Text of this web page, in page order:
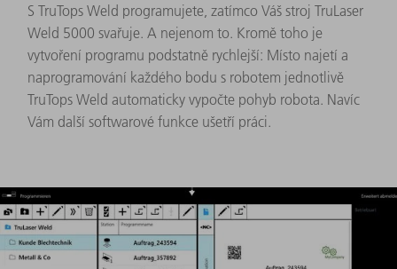
S TruTops Weld programujete, zatímco Váš stroj TruLaser
Weld 5000 svařuje. A nejenom to. Kromě toho je
vytvoření programu podstatně rychlejší: Místo najetí a
naprogramování každého bodu s robotem jednotlivě
TruTops Weld automaticky vypočte pohyb robota. Navíc
Vám další softwarové funkce ušetří práci.